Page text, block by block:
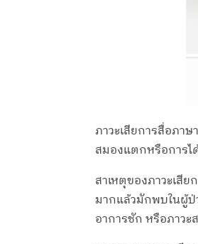
ภาวะเสียการสื่อภา
สมองแตกหรือการไ
สาเหตุของภาวะเสี
มากแล้วมักพบในผู้ป่
อาการชัก หรือภาว